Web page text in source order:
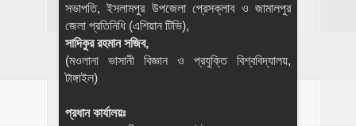
সভাপতি, ইসলামপুর উপজেলা প্রেসক্লাব ও জামালপুর
জেলা প্রতিনিধি (এশিয়ান টিভি),
সাদিকুর রহমান সজিব,
(মওলানা ভাসানী বিজ্ঞান ও প্রযুক্তি বিশ্ববিদ্যালয়,
টাঙ্গাইল)
প্রধান কার্যালয়ঃ